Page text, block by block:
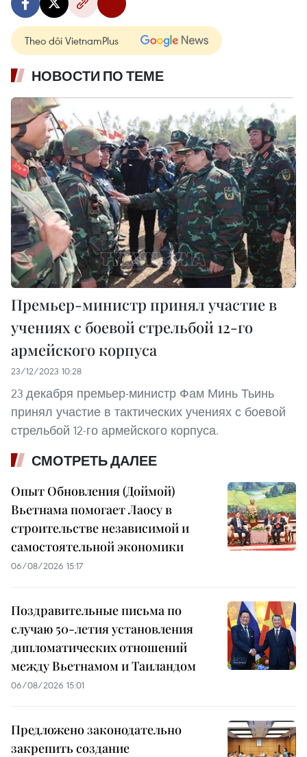
Theo dõi VietnamPlus
НОВОСТИ ПО ТЕМЕ
Премьер-министр принял участие в
учениях с боевой стрельбой 12-го
армейского корпуса
23/12/2023 10:28
23 декабря премьер-министр Фам Минь Тьинь
принял участие в тактических учениях с боевой
стрельбой 12-го армейского корпуса.
СМОТРЕТЬ ДАЛЕЕ
Опыт Обновления (Доймой)
Вьетнама помогает Лаосу в
строительстве независимой и
самостоятельной экономики
06/08/2026 15:17
Поздравительные письма по
случаю 50-летия установления
дипломатических отношений
между Вьетнамом и Таиландом
06/08/2026 15:01
Предложено законодательно
закрепить создание